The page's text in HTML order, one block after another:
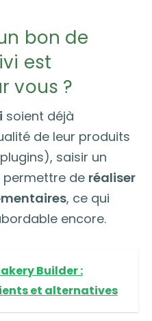
bon de
est
vous ?
soient déjà
de leur produits
saisir un
de réaliser
, ce qui
encore.
Builder :
et alternatives